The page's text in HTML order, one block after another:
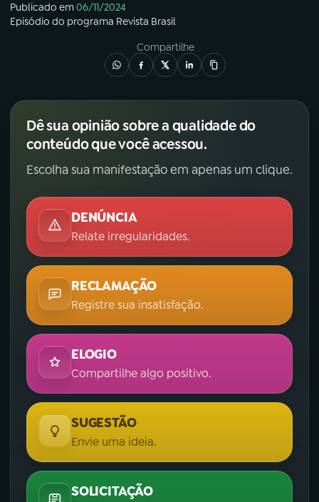
Publicado em06/11/2024
Episódio do programa Revista Brasil
Compartilhe
Dê sua opinião sobre a qualidade do
conteúdo que você acessou.
Escolha sua manifestação em apenas um clique.
DENÚNCIA
Relate irregularidades.
RECLAMAÇÃO
Registre sua insatisfação.
ELOGIO
Compartilhe algo positivo.
SUGESTÃO
Envie uma ideia.
SOLICITAÇÃO